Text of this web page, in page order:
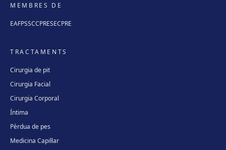
MEMBRES DE
EAFPSSCCPRESECPRE
TRACTAMENTS
Cirurgia de pit
Cirurgia Facial
Cirurgia Corporal
Íntima
Pèrdua de pes
Medicina Capil·lar